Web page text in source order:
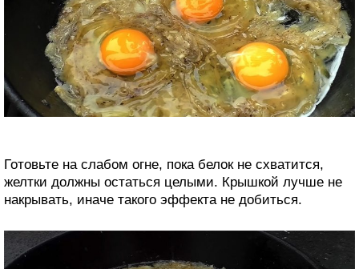
Готовьте на слабом огне, пока белок не схватится,
желтки должны остаться целыми. Крышкой лучше не
накрывать, иначе такого эффекта не добиться.